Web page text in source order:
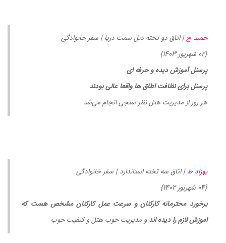
حمید ج| اتاق دو تخته دبل سمت دریا | سفر خانوادگی
{02 شهریور 1403}
پرسنل آموزش دیده و حرفه ای
پرسنل برای نظافت اطاق ها واقعا عالی بودند
هر روز از مدیریت هتل نظر سنجی انجام می‌شد
بهزاد ط| اتاق سه تخته استاندارد | سفر خانوادگی
{04 شهریور 1402}
برخورد محترمانه کارکنان و سرعت عمل کارکنان مشخص هست که
اموزش لازم را دیده اندو مدیریت خوب هتل و کیفیت خوب